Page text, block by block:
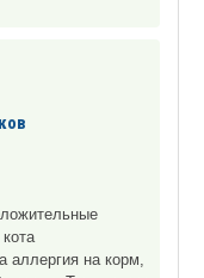
аллергия на корм,